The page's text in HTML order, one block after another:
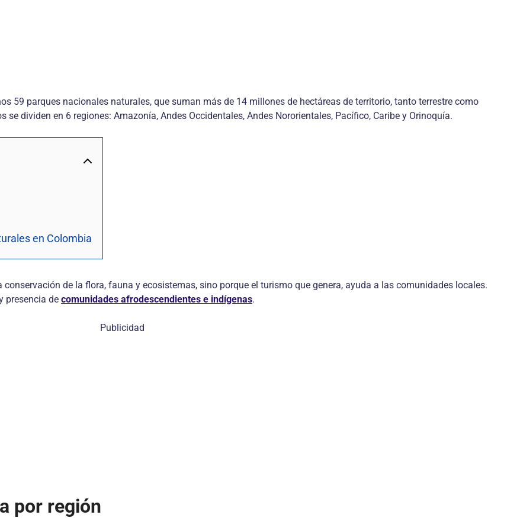
59 parques nacionales naturales, que suman más de 14 millones de hectáreas de territorio, tanto terrestre como
dividen en 6 regiones: Amazonía, Andes Occidentales, Andes Nororientales, Pacífico, Caribe y Orinoquía.
en Colombia
de la flora, fauna y ecosistemas, sino porque el turismo que genera, ayuda a las comunidades locales.
presencia de comunidades afrodescendientes e indígenas.
Publicidad
por región